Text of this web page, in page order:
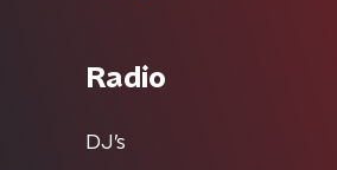
Radio
DJ’s